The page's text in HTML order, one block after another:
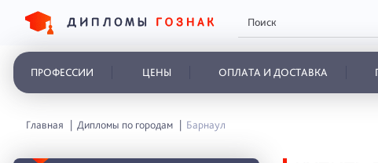
ПРОФЕССИИ ЦЕНЫ ОПЛАТА И ДОСТАВКА
Главная Дипломы по городам Барнаул